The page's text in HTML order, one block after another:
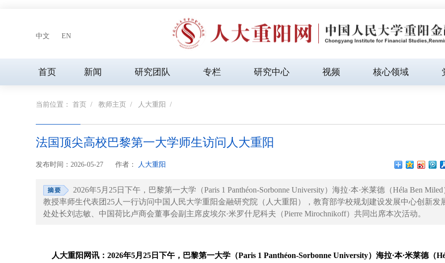
中文 EN
首页 新闻 研究团队 专栏 研究中心 视频 核心领域
当前位置： 首页 / 教师主页 / 人大重阳 /
法国顶尖高校巴黎第一大学师生访问人大重阳
发布时间：2026-05-27 作者： 人大重阳
2026年5月25日下午，巴黎第一大学（Paris 1 Panthéon-Sorbonne University）海拉·本·米莱德（Héla Ben Miled
教授率师生代表团25人一行访问中国人民大学重阳金融研究院（人大重阳），教育部学校规划建设发展中心创新发
处处长刘志敏、中国荷比卢商会董事会副主席皮埃尔·米罗什尼科夫（Pierre Mirochnikoff）共同出席本次活动。
人大重阳网讯：2026年5月25日下午，巴黎第一大学（Paris 1 Panthéon-Sorbonne University）海拉·本·米莱德（